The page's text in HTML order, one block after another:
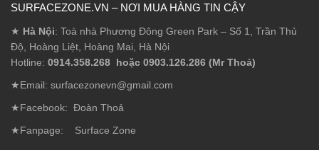
SURFACEZONE.VN – NƠI MUA HÀNG TIN CẬY
★ Hà Nội: Toà nhà Phương Đông Green Park – Số 1, Trần Thủ
Độ, Hoàng Liệt, Hoàng Mai, Hà Nội
Hotline: 0914.358.268 hoặc 0903.126.286 (Mr Thoả)
★Email: surfacezonevn@gmail.com
★Facebook: Đoàn Thoả
★Fanpage: Surface Zone